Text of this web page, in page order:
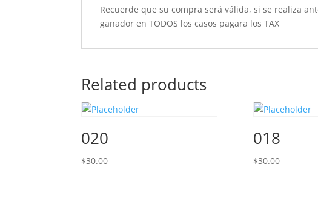
Recuerde que su compra será válida, si se realiza
ganador en TODOS los casos pagara los TAX
Related products
020
$30.00
018
$30.00